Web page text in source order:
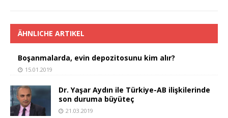
ÄHNLICHE ARTIKEL
Boşanmalarda, evin depozitosunu kim alır?
15.01.2019
Dr. Yaşar Aydın ile Türkiye-AB ilişkilerinde
son duruma büyüteç
21.03.2019